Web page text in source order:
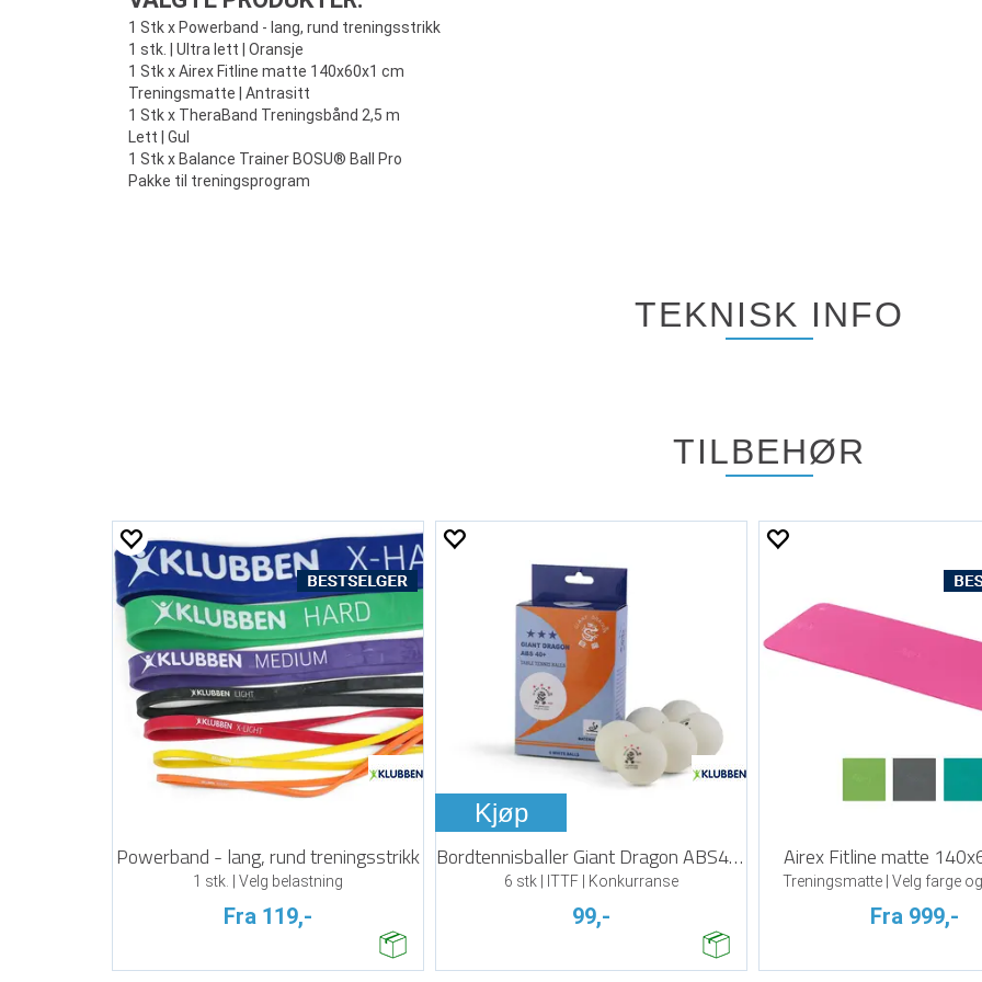
1 Stk x Powerband - lang, rund treningsstrikk
1 stk. | Ultra lett | Oransje
1 Stk x Airex Fitline matte 140x60x1 cm
Treningsmatte | Antrasitt
1 Stk x TheraBand Treningsbånd 2,5 m
Lett | Gul
1 Stk x Balance Trainer BOSU® Ball Pro
Pakke til treningsprogram
TEKNISK INFO
TILBEHØR
Powerband - lang, rund treningsstrikk
1 stk. | Velg belastning
Fra 119,-
Kjøp
Bordtennisballer Giant Dragon ABS40+
6 stk | ITTF | Konkurranse
99,-
Airex Fitline matte
Treningsmatte | Velg farge
Fra 999,-